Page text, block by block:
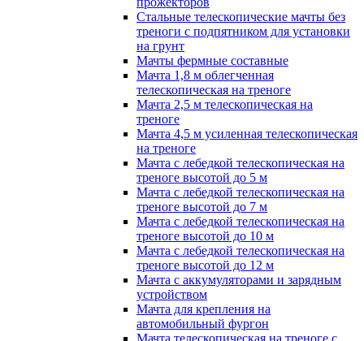
Стальные телескопические мачты без
треноги с подпятником для установки
на грунт
Мачты фермные составные
Мачта 1,8 м облегченная
телескопическая на треноге
Мачта 2,5 м телескопическая на
треноге
Мачта 4,5 м усиленная телескопическая
на треноге
Мачта с лебедкой телескопическая на
треноге высотой до 5 м
Мачта с лебедкой телескопическая на
треноге высотой до 7 м
Мачта с лебедкой телескопическая на
треноге высотой до 10 м
Мачта с лебедкой телескопическая на
треноге высотой до 12 м
Мачта с аккумуляторами и зарядным
устройством
Мачта для крепления на
автомобильный фургон
Мачта телескопическая на треноге с